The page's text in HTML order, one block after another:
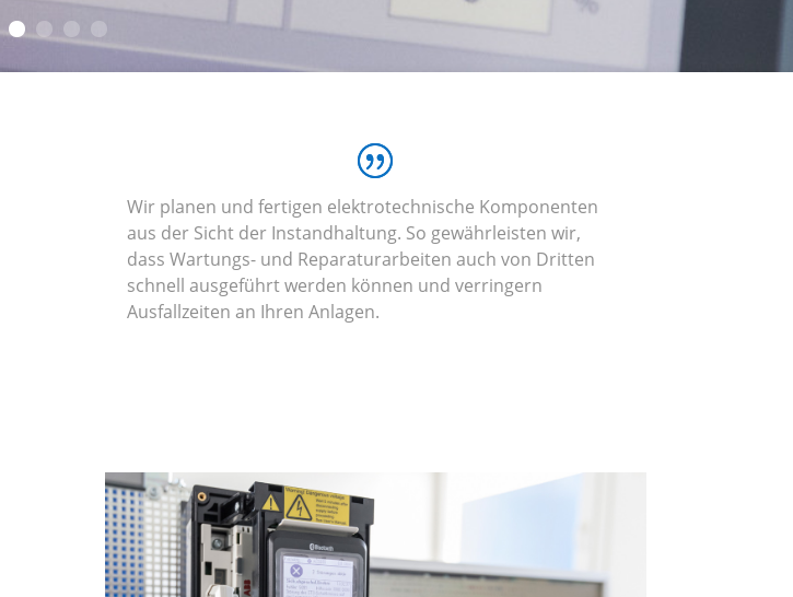
Wir planen und fertigen elektrotechnische Komponenten
aus der Sicht der Instandhaltung. So gewährleisten wir,
dass Wartungs- und Reparaturarbeiten auch von Dritten
schnell ausgeführt werden können und verringern
Ausfallzeiten an Ihren Anlagen.